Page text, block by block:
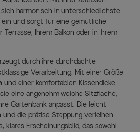
sich harmonisch in unterschiedlichste
und sorgt für eine gemütliche
Terrasse, Ihrem Balkon oder in Ihrem
durch ihre durchdachte
Verarbeitung. Mit einer Größe
und einer komfortablen Kissendicke
eine angenehm weiche Sitzfläche,
Gartenbank anpasst. Die leicht
und die präzise Steppung verleihen
klares Erscheinungsbild, das sowohl